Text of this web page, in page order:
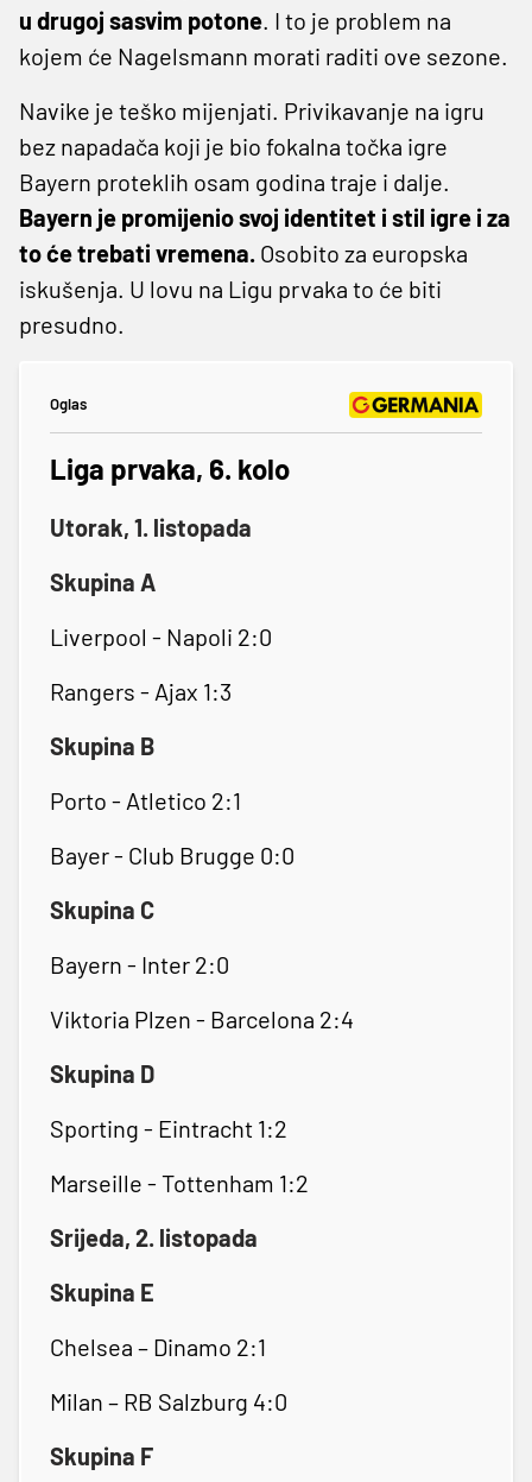
u drugoj sasvim potone . I to je problem na
kojem će Nagelsmann morati raditi ove sezone.
Navike je teško mijenjati. Privikavanje na igru
bez napadača koji je bio fokalna točka igre
Bayern proteklih osam godina traje i dalje.
Bayern je promijenio svoj identitet i stil igre i za
to će trebati vremena. Osobito za europska
iskušenja. U lovu na Ligu prvaka to će biti
presudno.
Oglas
Liga prvaka, 6. kolo
Utorak, 1. listopada
Skupina A
Liverpool - Napoli 2:0
Rangers - Ajax 1:3
Skupina B
Porto - Atletico 2:1
Bayer - Club Brugge 0:0
Skupina C
Bayern - Inter 2:0
Viktoria Plzen - Barcelona 2:4
Skupina D
Sporting - Eintracht 1:2
Marseille - Tottenham 1:2
Srijeda, 2. listopada
Skupina E
Chelsea – Dinamo 2:1
Milan – RB Salzburg 4:0
Skupina F